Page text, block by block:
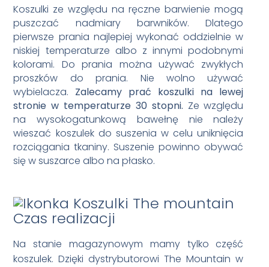
Koszulki ze względu na ręczne barwienie mogą
puszczać nadmiary barwników. Dlatego
pierwsze prania najlepiej wykonać oddzielnie w
niskiej temperaturze albo z innymi podobnymi
kolorami. Do prania można używać zwykłych
proszków do prania. Nie wolno używać
wybielacza. Zalecamy prać koszulki na lewej
stronie w temperaturze 30 stopni. Ze względu
na wysokogatunkową bawełnę nie należy
wieszać koszulek do suszenia w celu uniknięcia
rozciągania tkaniny. Suszenie powinno obywać
się w suszarce albo na płasko.
Czas realizacji
Na stanie magazynowym mamy tylko część
koszulek. Dzięki dystrybutorowi The Mountain w